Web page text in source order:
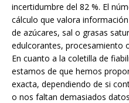
incertidumbre del 82 %. El
cálculo que valora
de azúcares, sal o grasas
edulcorantes, procesamiento
En cuanto a la coletilla de
estamos de que hemos
exacta, dependiendo de si
o nos faltan demasiados